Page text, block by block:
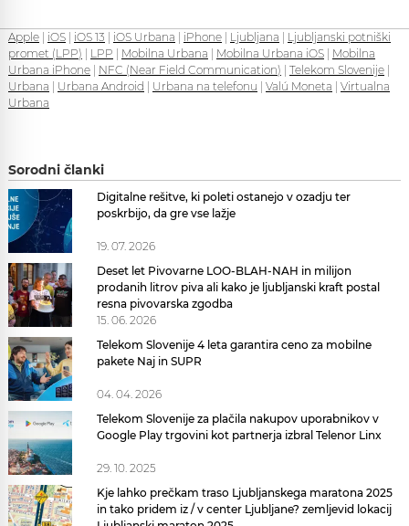
Apple | iOS | iOS 13 | iOS Urbana | iPhone | Ljubljana | Ljubljanski potniški
promet (LPP) | LPP | Mobilna Urbana | Mobilna Urbana iOS | Mobilna
Urbana iPhone | NFC (Near Field Communication) | Telekom Slovenije |
Urbana | Urbana Android | Urbana na telefonu | Valú Moneta | Virtualna
Urbana
Sorodni članki
Digitalne rešitve, ki poleti ostanejo v ozadju ter
poskrbijo, da gre vse lažje
19. 07. 2026
Deset let Pivovarne LOO-BLAH-NAH in milijon
prodanih litrov piva ali kako je ljubljanski kraft postal
resna pivovarska zgodba
15. 06. 2026
Telekom Slovenije 4 leta garantira ceno za mobilne
pakete Naj in SUPR
04. 04. 2026
Telekom Slovenije za plačila nakupov uporabnikov v
Google Play trgovini kot partnerja izbral Telenor Linx
29. 10. 2025
Kje lahko prečkam traso Ljubljanskega maratona 2025
in tako pridem iz / v center Ljubljane? zemljevid lokacij